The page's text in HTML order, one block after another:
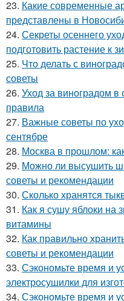
23. Какие современные
представлены в
24. Секреты осеннего
подготовить растение к
25. Что делать с
советы
26. Уход за виноградом
правила
27. Важные советы по
сентябре
28. Москва в прошлом:
29. Можно ли высушить
советы и рекомендации
30. Сколько хранятся
31. Как я сушу яблоки на
витамины
32. Как правильно
советы и рекомендации
33. Сэкономьте время и
электросушилки для
34. Сэкономьте время и